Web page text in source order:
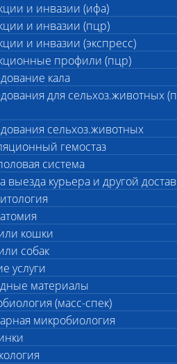
и инвазии (ифа)
и инвазии (пцр)
и инвазии (экспресс)
профили (пцр)
кала
для сельхоз.животных
сельхоз.животных
гемостаз
система
выезда курьера и другой
кошки
собак
услуги
материалы
(масс-спек)
микробиология
выражен
мочи происходит
кровь. Нарастают
мочевой пузырь
за счет переполнения
к атонии и разрывам.
срочная
оперативное
необходим
мочевыделительной
контроль
воды.
пастушья собака.
исследованию
с антикоагулянтом.
К2ЭДТА) , буккальный